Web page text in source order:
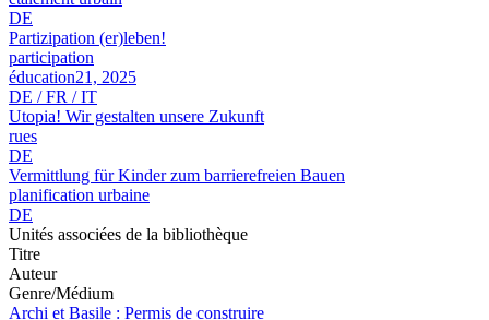
DE
Partizipation (er)leben!
participation
éducation21, 2025
DE / FR / IT
Utopia! Wir gestalten unsere Zukunft
rues
DE
Vermittlung für Kinder zum barrierefreien Bauen
planification urbaine
DE
Unités associées de la bibliothèque
Titre
Auteur
Genre/Médium
Archi et Basile : Permis de construire